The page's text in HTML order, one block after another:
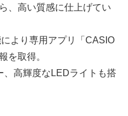
、高い質感に仕上げてい
より専用アプリ「CASIO
を取得。
、高輝度なLEDライトも搭